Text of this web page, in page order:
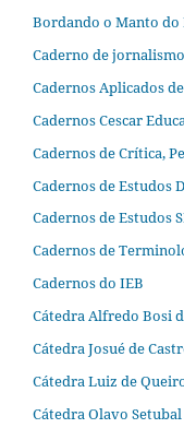
Bordando o Manto do
Caderno de
Cadernos Aplicados
Cadernos Cescar
Cadernos de Crítica,
Cadernos de Estudos
Cadernos de Estudos
Cadernos de
Cadernos do IEB
Cátedra Alfredo Bosi
Cátedra Josué de
Cátedra Luiz de
Cátedra Olavo